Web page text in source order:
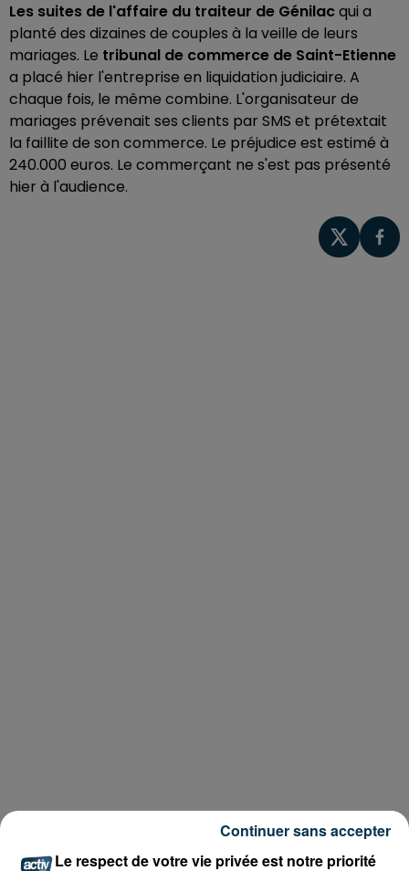
Les suites de l'affaire du traiteur de Génilacqui a
planté des dizaines de couples à la veille de leurs
mariages. Le tribunal de commerce de Saint-Etienne
a placé hier l'entreprise en liquidation judiciaire. A
chaque fois, le même combine. L'organisateur de
mariages prévenait ses clients par SMS et prétextait
la faillite de son commerce. Le préjudice est estimé à
240.000 euros. Le commerçant ne s'est pas présenté
hier à l'audience.
Le respect de votre vie privée est notre priorité
Continuer sans accepter